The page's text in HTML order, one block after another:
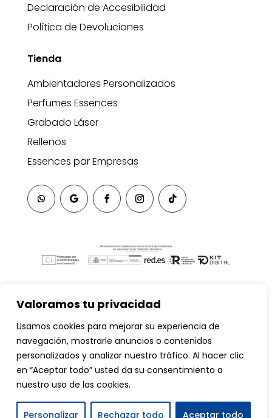
Valoramos tu privacidad
Usamos cookies para mejorar su experiencia de
navegación, mostrarle anuncios o contenidos
personalizados y analizar nuestro tráfico. Al hacer clic
en “Aceptar todo” usted da su consentimiento a
nuestro uso de las cookies.
Personalizar Rechazar todo Aceptar todo
Declaración de Accesibilidad
Política de Devoluciones
Tienda
Ambientadores Personalizados
Perfumes Essences
Grabado Láser
Rellenos
Essences par Empresas
Essences © 2026 Todos los Derechos Reservados
Contáctanos